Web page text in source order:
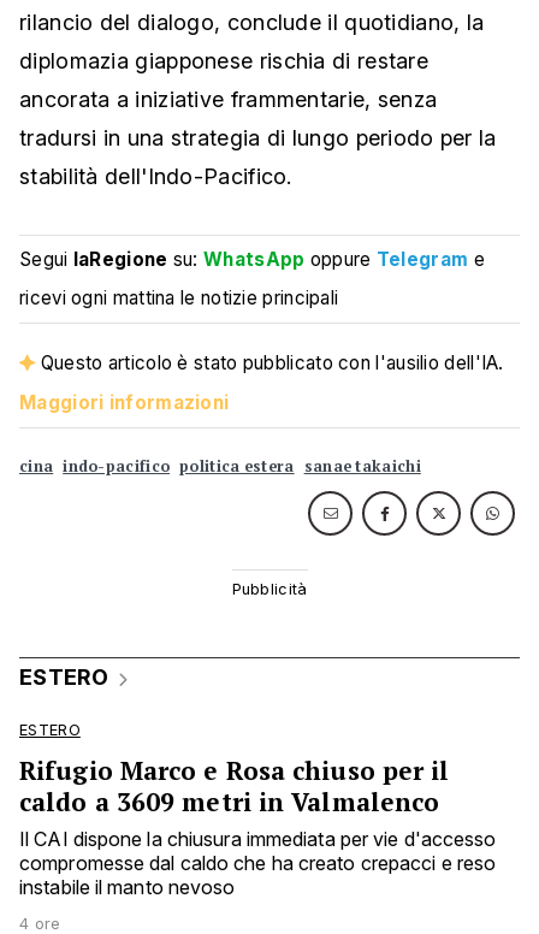
rilancio del dialogo, conclude il quotidiano, la
diplomazia giapponese rischia di restare
ancorata a iniziative frammentarie, senza
tradursi in una strategia di lungo periodo per la
stabilità dell'Indo-Pacifico.
Segui laRegione su:WhatsApp oppure Telegram e
ricevi ogni mattina le notizie principali
Questo articolo è stato pubblicato con l'ausilio dell'IA.
Maggiori informazioni
cina indo-pacifico politica estera sanae takaichi
ESTERO
ESTERO
Rifugio Marco e Rosa chiuso per il
caldo a 3609 metri in Valmalenco
Il CAI dispone la chiusura immediata per vie d'accesso
compromesse dal caldo che ha creato crepacci e reso
instabile il manto nevoso
4 ore